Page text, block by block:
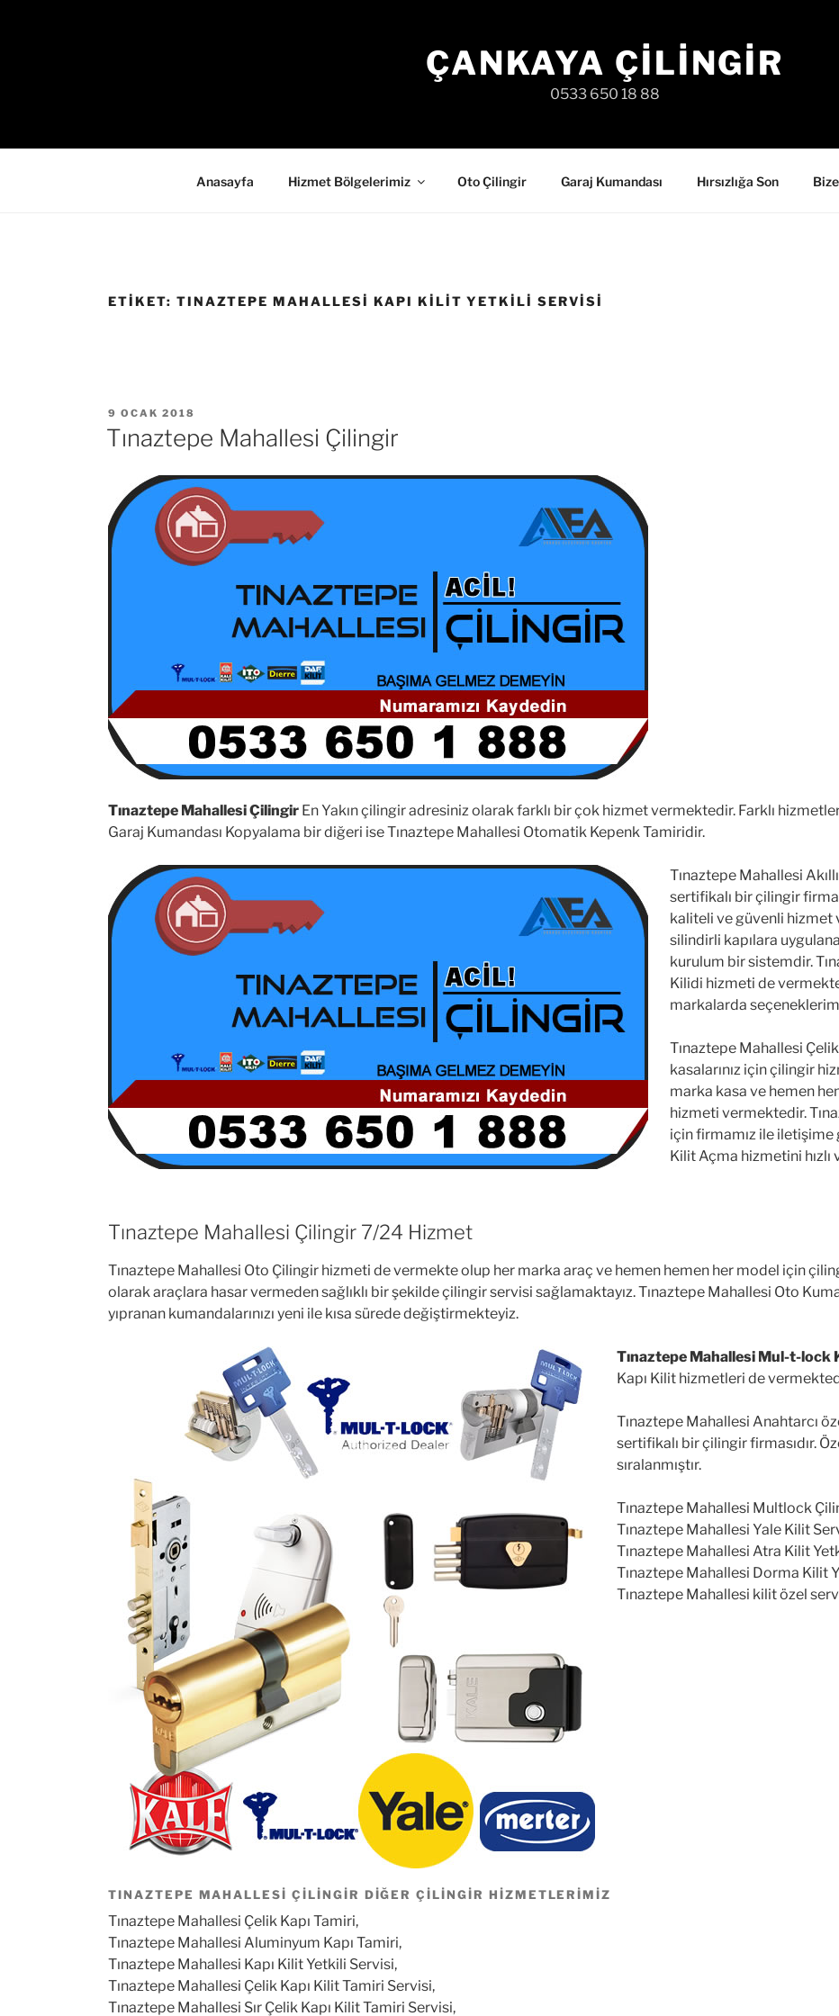
ÇANKAYA ÇILINGIR
0533 650 18 88
Anasayfa Hizmet Bölgelerimiz Oto Çilingir Garaj Kumandası Hırsızlığa Son
ETIKET: TINAZTEPE MAHALLESI KAPI KILIT YETKILI SERVISI
YAYIM
TARIHI
9 OCAK 2018
Tınaztepe Mahallesi Çilingir
Tınaztepe Mahallesi Çilingir En Yakın çilingir adresiniz olarak farklı bir çok hizmet vermektedir. Farklı
Garaj Kumandası Kopyalama bir diğeri ise Tınaztepe Mahallesi Otomatik Kepenk Tamiridir.
Tınaztepe Mahallesi
sertifikalı bir çilingir
kaliteli ve güvenli hizmet
silindirli kapılara
kurulum bir sistemdir.
Kilidi hizmeti de
markalarda
Tınaztepe Mahallesi
kasalarınız için çilingir
marka kasa ve hemen
hizmeti vermektedir.
için firmamız ile iletişime
Kilit Açma hizmetini
Tınaztepe Mahallesi Çilingir 7/24 Hizmet
Tınaztepe Mahallesi Oto Çilingir hizmeti de vermekte olup her marka araç ve hemen hemen her model için
olarak araçlara hasar vermeden sağlıklı bir şekilde çilingir servisi sağlamaktayız. Tınaztepe Mahallesi Oto
yıpranan kumandalarınızı yeni ile kısa sürede değiştirmekteyiz.
Tınaztepe Mahallesi Mul-t-lock
Kapı Kilit hizmetleri de
Tınaztepe Mahallesi Anahtarcı
sertifikalı bir çilingir firmasıdır.
sıralanmıştır.
Tınaztepe Mahallesi Multlock
Tınaztepe Mahallesi Yale Kilit
Tınaztepe Mahallesi Atra Kilit
Tınaztepe Mahallesi Dorma Kilit
Tınaztepe Mahallesi kilit özel
TINAZTEPE MAHALLESI ÇILINGIR DIĞER ÇILINGIR HIZMETLERIMIZ
Tınaztepe Mahallesi Çelik Kapı Tamiri,
Tınaztepe Mahallesi Aluminyum Kapı Tamiri,
Tınaztepe Mahallesi Kapı Kilit Yetkili Servisi,
Tınaztepe Mahallesi Çelik Kapı Kilit Tamiri Servisi,
Tınaztepe Mahallesi Sır Çelik Kapı Kilit Tamiri Servisi,